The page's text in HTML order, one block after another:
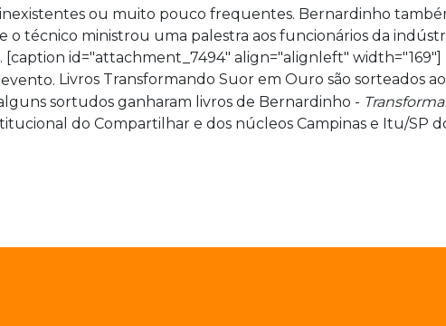
ou muito pouco frequentes. Bernardinho
o técnico ministrou uma palestra aos funcionários da
id="attachment_7494" align="alignleft" width="169"]
Livros Transformando Suor em Ouro são sorteados
sortudos ganharam livros de Bernardinho -
do Compartilhar e dos núcleos Campinas e Itu/SP